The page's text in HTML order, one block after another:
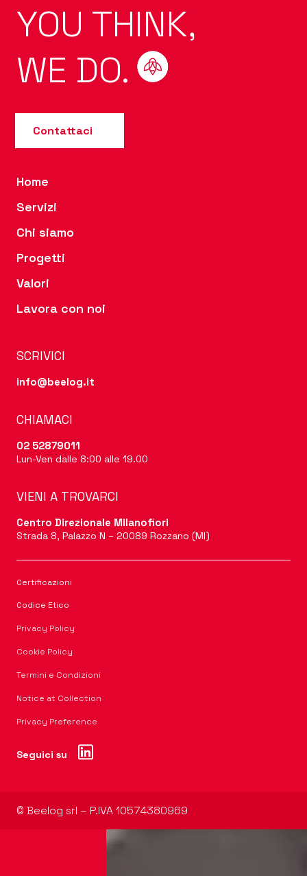
YOU THINK,
WE DO.
Contattaci
Home
Servizi
Chi siamo
Progetti
Valori
Lavora con noi
SCRIVICI
info@beelog.it
CHIAMACI
02 52879011
Lun-Ven dalle 8:00 alle 19.00
VIENI A TROVARCI
Centro Direzionale Milanofiori
Strada 8, Palazzo N – 20089 Rozzano (MI)
Seguici su
Certificazioni
Codice Etico
Privacy Policy
Cookie Policy
Termini e Condizioni
Notice at Collection
Privacy Preference
© Beelog srl – P.IVA 10574380969